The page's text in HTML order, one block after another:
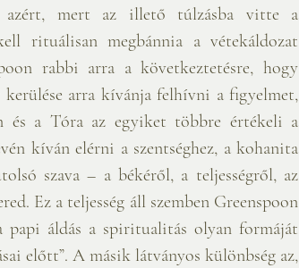
azért, mert az illető túlzásba vitte a
rituálisan megbánnia a vétekáldozat
rabbi arra a következtetésre, hogy
kerülése arra kívánja felhívni a figyelmet,
és a Tóra az egyiket többre értékeli a
kíván elérni a szentséghez, a kohanita
szava – a békéről, a teljességről, az
Ez a teljesség áll szemben Greenspoon
papi áldás a spiritualitás olyan formáját
előtt”. A másik látványos különbség az,